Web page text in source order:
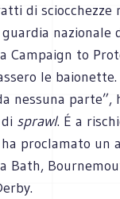
di sciocchezze
nazionale
Campaign to
le baionette.
nessuna parte”,
sprawl. É a
ha proclamato un
Bath,